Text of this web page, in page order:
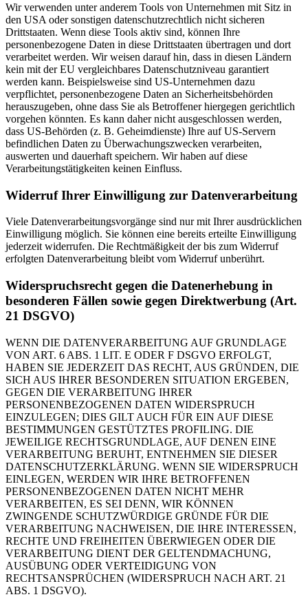
Wir verwenden unter anderem Tools von Unternehmen mit Sitz in
den USA oder sonstigen datenschutzrechtlich nicht sicheren
Drittstaaten. Wenn diese Tools aktiv sind, können Ihre
personenbezogene Daten in diese Drittstaaten übertragen und dort
verarbeitet werden. Wir weisen darauf hin, dass in diesen Ländern
kein mit der EU vergleichbares Datenschutzniveau garantiert
werden kann. Beispielsweise sind US-Unternehmen dazu
verpflichtet, personenbezogene Daten an Sicherheitsbehörden
herauszugeben, ohne dass Sie als Betroffener hiergegen gerichtlich
vorgehen könnten. Es kann daher nicht ausgeschlossen werden,
dass US-Behörden (z. B. Geheimdienste) Ihre auf US-Servern
befindlichen Daten zu Überwachungszwecken verarbeiten,
auswerten und dauerhaft speichern. Wir haben auf diese
Verarbeitungstätigkeiten keinen Einfluss.
Widerruf Ihrer Einwilligung zur Datenverarbeitung
Viele Datenverarbeitungsvorgänge sind nur mit Ihrer ausdrücklichen
Einwilligung möglich. Sie können eine bereits erteilte Einwilligung
jederzeit widerrufen. Die Rechtmäßigkeit der bis zum Widerruf
erfolgten Datenverarbeitung bleibt vom Widerruf unberührt.
Widerspruchsrecht gegen die Datenerhebung in
besonderen Fällen sowie gegen Direktwerbung (Art.
21 DSGVO)
WENN DIE DATENVERARBEITUNG AUF GRUNDLAGE
VON ART. 6 ABS. 1 LIT. E ODER F DSGVO ERFOLGT,
HABEN SIE JEDERZEIT DAS RECHT, AUS GRÜNDEN, DIE
SICH AUS IHRER BESONDEREN SITUATION ERGEBEN,
GEGEN DIE VERARBEITUNG IHRER
PERSONENBEZOGENEN DATEN WIDERSPRUCH
EINZULEGEN; DIES GILT AUCH FÜR EIN AUF DIESE
BESTIMMUNGEN GESTÜTZTES PROFILING. DIE
JEWEILIGE RECHTSGRUNDLAGE, AUF DENEN EINE
VERARBEITUNG BERUHT, ENTNEHMEN SIE DIESER
DATENSCHUTZERKLÄRUNG. WENN SIE WIDERSPRUCH
EINLEGEN, WERDEN WIR IHRE BETROFFENEN
PERSONENBEZOGENEN DATEN NICHT MEHR
VERARBEITEN, ES SEI DENN, WIR KÖNNEN
ZWINGENDE SCHUTZWÜRDIGE GRÜNDE FÜR DIE
VERARBEITUNG NACHWEISEN, DIE IHRE INTERESSEN,
RECHTE UND FREIHEITEN ÜBERWIEGEN ODER DIE
VERARBEITUNG DIENT DER GELTENDMACHUNG,
AUSÜBUNG ODER VERTEIDIGUNG VON
RECHTSANSPRÜCHEN (WIDERSPRUCH NACH ART. 21
ABS. 1 DSGVO).